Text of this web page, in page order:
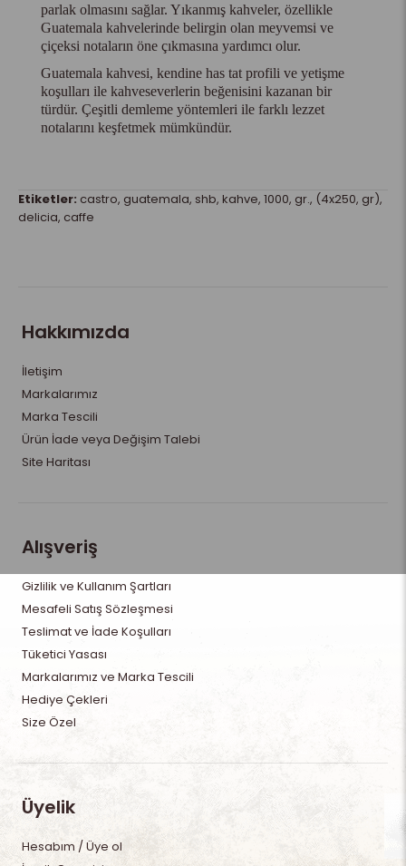
parlak olmasını sağlar. Yıkanmış kahveler, özellikle
Guatemala kahvelerinde belirgin olan meyvemsi ve
çiçeksi notaların öne çıkmasına yardımcı olur.
Guatemala kahvesi, kendine has tat profili ve yetişme
koşulları ile kahveseverlerin beğenisini kazanan bir
türdür. Çeşitli demleme yöntemleri ile farklı lezzet
notalarını keşfetmek mümkündür.
Etiketler: castro, guatemala, shb, kahve, 1000, gr., (4x250, gr),
delicia, caffe
Hakkımızda
İletişim
Markalarımız
Marka Tescili
Ürün İade veya Değişim Talebi
Site Haritası
Alışveriş
Gizlilik ve Kullanım Şartları
Mesafeli Satış Sözleşmesi
Teslimat ve İade Koşulları
Tüketici Yasası
Markalarımız ve Marka Tescili
Hediye Çekleri
Size Özel
Üyelik
Hesabım / Üye ol